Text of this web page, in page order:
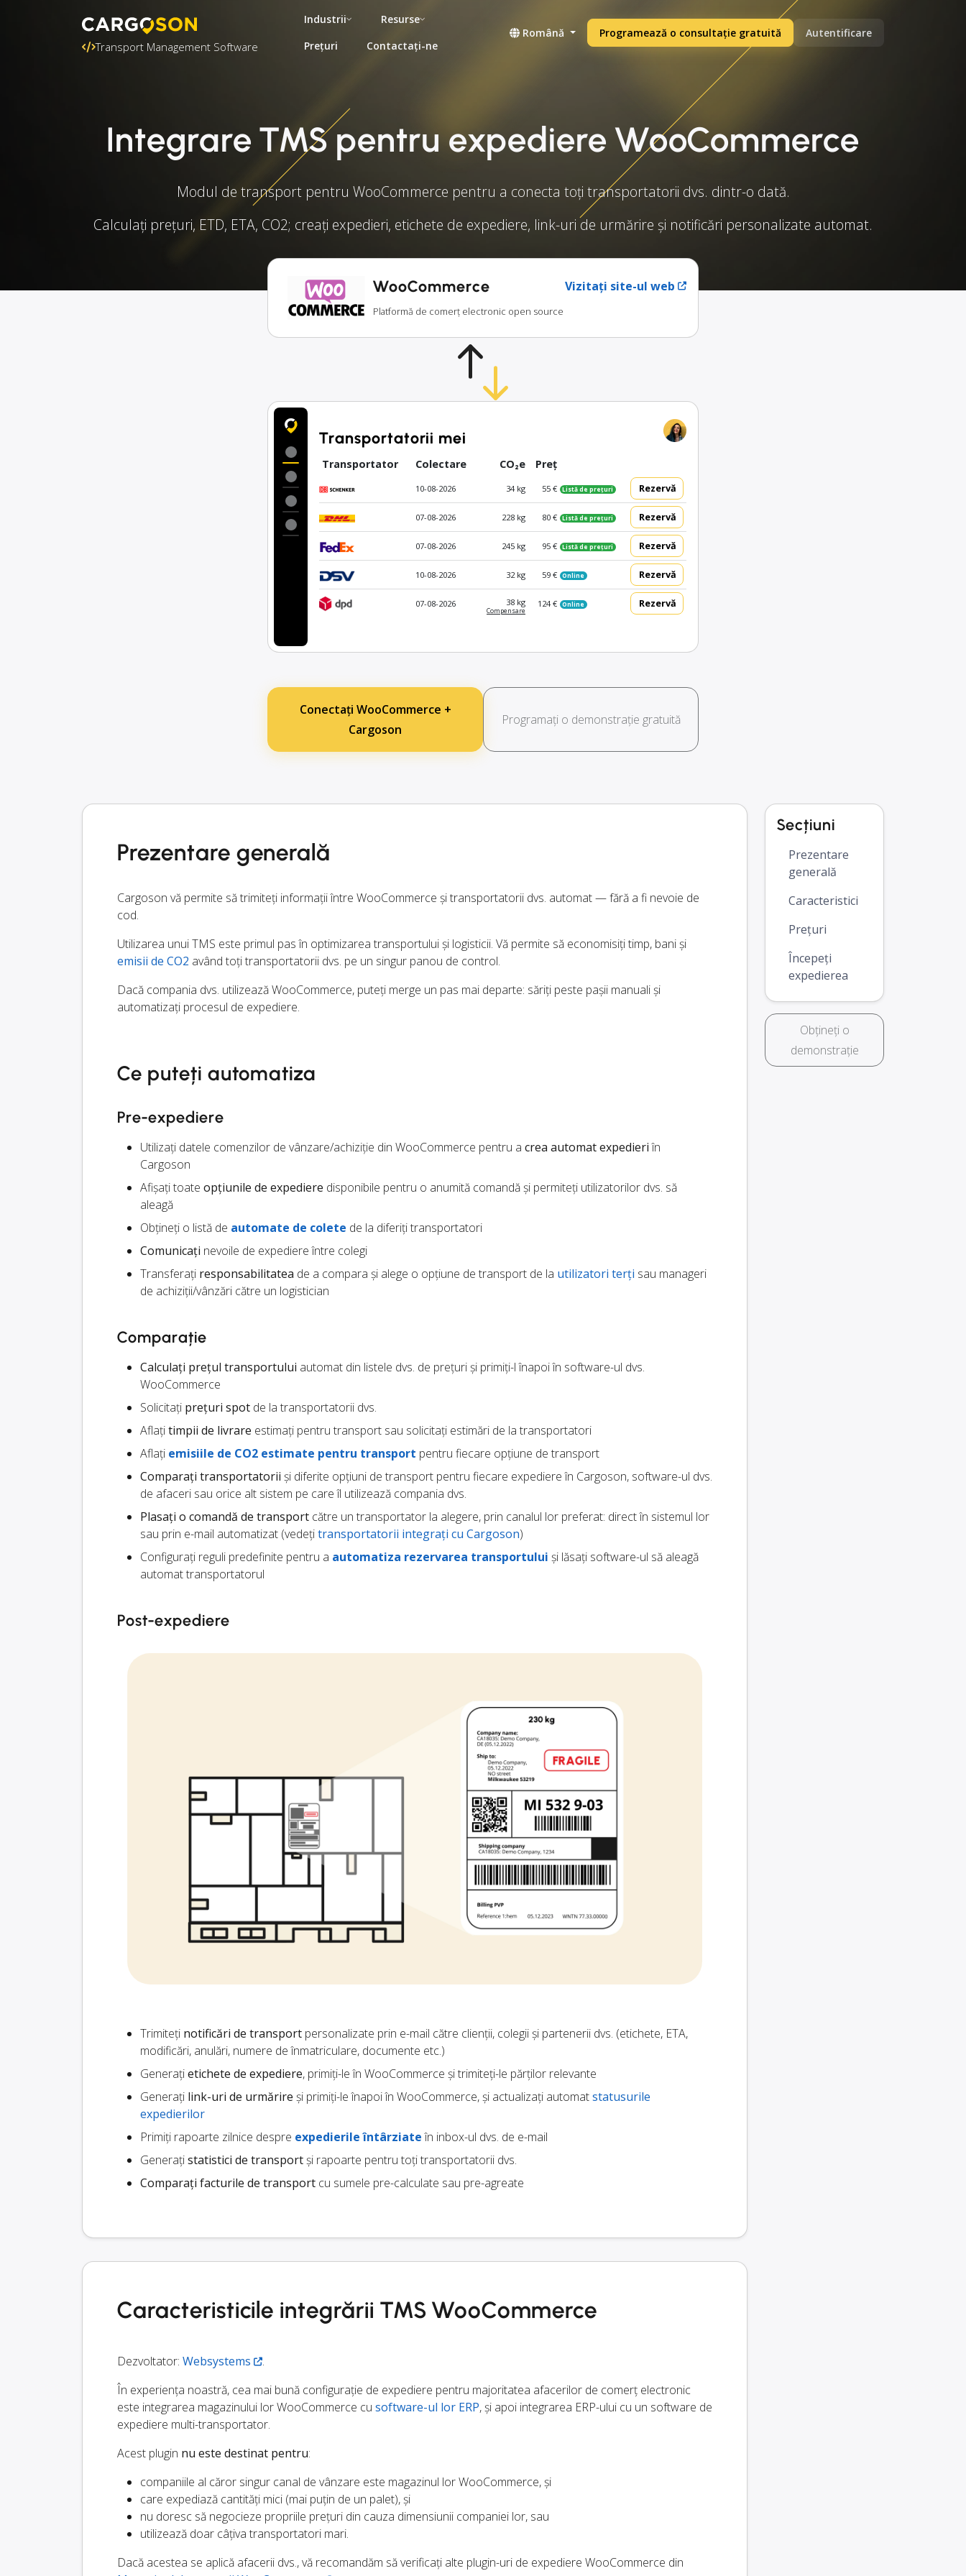
Transport Management Software
Industrii
Resurse
Prețuri
Contactați-ne
Română Programează o consultație gratuită Autentificare
Integrare TMS pentru expediere WooCommerce
Modul de transport pentru WooCommerce pentru a conecta toți transportatorii dvs. dintr-o dată.
Calculați prețuri, ETD, ETA, CO2; creați expedieri, etichete de expediere, link-uri de urmărire și notificări personalizate automat.
WooCommerce Vizitați site-ul web
Platformă de comerț electronic open source
Transportatorii mei
Transportator Colectare CO₂e Preț
10-08-2026 34 kg 55 € Listă de prețuri Rezervă
07-08-2026 228 kg 80 € Listă de prețuri Rezervă
07-08-2026 245 kg 95 € Listă de prețuri Rezervă
10-08-2026 32 kg 59 € Online Rezervă
07-08-2026 38 kg
Compen­sare
124 € Online Rezervă
Conectați WooCommerce +
Cargoson
Programați o demonstrație gratuită
Prezentare generală
Cargoson vă permite să trimiteți informații între WooCommerce și transportatorii dvs. automat — fără a fi nevoie de
cod.
Utilizarea unui TMS este primul pas în optimizarea transportului și logisticii. Vă permite să economisiți timp, bani și
emisii de CO2 având toți transportatorii dvs. pe un singur panou de control.
Dacă compania dvs. utilizează WooCommerce, puteți merge un pas mai departe: săriți peste pașii manuali și
automatizați procesul de expediere.
Ce puteți automatiza
Pre-expediere
Utilizați datele comenzilor de vânzare/achiziție din WooCommerce pentru a crea automat expedieriîn
Cargoson
Afișați toate opțiunile de expediere disponibile pentru o anumită comandă și permiteți utilizatorilor dvs. să
aleagă
Obțineți o listă de automate de colete de la diferiți transportatori
Comunicați nevoile de expediere între colegi
Transferați responsabilitatea de a compara și alege o opțiune de transport de la utilizatori terți sau manageri
de achiziții/vânzări către un logistician
Comparație
Calculați prețul transportului automat din listele dvs. de prețuri și primiți-l înapoi în software-ul dvs.
WooCommerce
Solicitați prețuri spot de la transportatorii dvs.
Aflațitimpii de livrare estimați pentru transport sau solicitați estimări de la transportatori
Aflați emisiile de CO2 estimate pentru transport pentru fiecare opțiune de transport
Comparați transportatorii și diferite opțiuni de transport pentru fiecare expediere în Cargoson, software-ul dvs.
de afaceri sau orice alt sistem pe care îl utilizează compania dvs.
Plasați o comandă de transport către un transportator la alegere, prin canalul lor preferat: direct în sistemul lor
sau prin e-mail automatizat (vedețitransportatorii integrați cu Cargoson)
Configurați reguli predefinite pentru a automatiza rezervarea transportului și lăsați software-ul să aleagă
automat transportatorul
Post-expediere
Trimiteți notificări de transport personalizate prin e-mail către clienții, colegii și partenerii dvs. (etichete, ETA,
modificări, anulări, numere de înmatriculare, documente etc.)
Generațietichete de expediere, primiți-le în WooCommerce și trimiteți-le părților relevante
Generați link-uri de urmărire și primiți-le înapoi în WooCommerce, și actualizați automatstatusurile
expedierilor
Primiți rapoarte zilnice despre expedierile întârziateîn inbox-ul dvs. de e-mail
Generațistatistici de transportși rapoarte pentru toți transportatorii dvs.
Comparați facturile de transport cu sumele pre-calculate sau pre-agreate
Caracteristicile integrării TMS WooCommerce
Dezvoltator: Websystems
.
În experiența noastră, cea mai bună configurație de expediere pentru majoritatea afacerilor de comerț electronic
este integrarea magazinului lor WooCommerce cu software-ul lor ERP, și apoi integrarea ERP-ului cu un software de
expediere multi-transportator.
Acest plugin nu este destinat pentru:
companiile al căror singur canal de vânzare este magazinul lor WooCommerce, și
care expediază cantități mici (mai puțin de un palet), și
nu doresc să negocieze propriile prețuri din cauza dimensiunii companiei lor, sau
utilizează doar câțiva transportatori mari.
Dacă acestea se aplică afacerii dvs., vă recomandăm să verificați alte plugin-uri de expediere WooCommerce din
Secțiuni
Prezentare
generală
Caracteristici
Prețuri
Începeți
expedierea
Obțineți o
demonstrație